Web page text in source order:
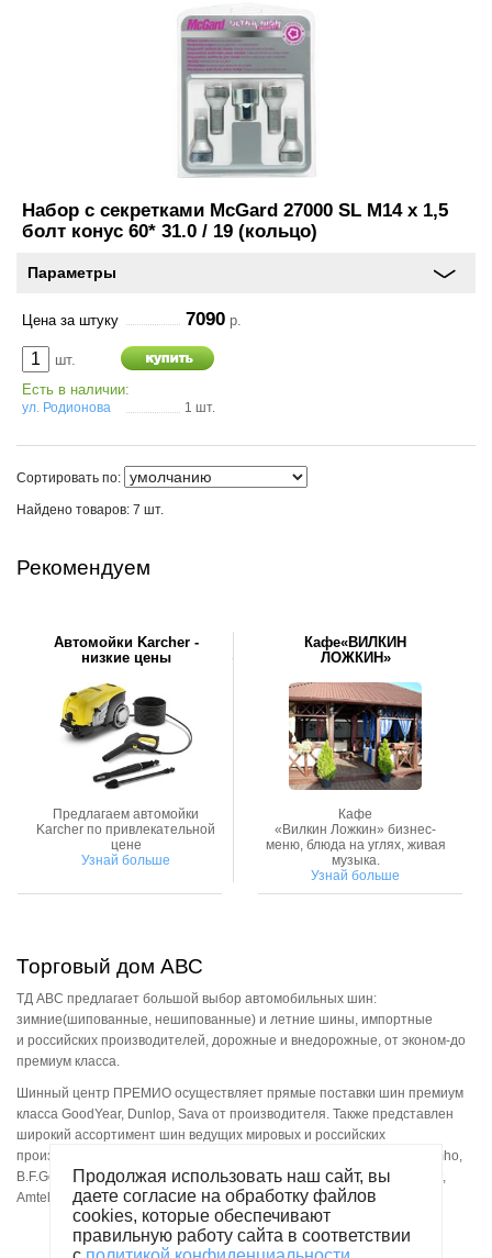
Набор с секретками McGard 27000 SL M14 x 1,5
болт конус 60* 31.0 / 19 (кольцо)
Параметры
Цена за штуку 7090 р.
шт.
Есть в наличии:
ул. Родионова 1 шт.
Сортировать по:
Найдено товаров: 7 шт.
Рекомендуем
Автомойки Karcher -
низкие цены
Предлагаем автомойки
Karcher по привлекательной
цене
Узнай больше
Кафе«ВИЛКИН
ЛОЖКИН»
Кафе
«Вилкин Ложкин» бизнес-
меню, блюда на углях, живая
музыка.
Узнай больше
Торговый дом АВС
ТД АВС предлагает большой выбор автомобильных шин:
зимние(шипованные, нешипованные) и летние шины, импортные
и российских производителей, дорожные и внедорожные, от эконом-до
премиум класса.
Шинный центр ПРЕМИО осуществляет прямые поставки шин премиум
класса GoodYear, Dunlop, Sava от производителя. Также представлен
широкий ассортимент шин ведущих мировых и российских
производителей: Michelin, Bridgestone, Yokohama, GOODYEAR, Kumho,
B.F.Goodrich, Toyo, Tigar, Kleber, Nokian, Fedima, Silverstone, Cordiant,
Amtel, Кама.
Продолжая использовать наш сайт, вы
даете согласие на обработку файлов
cookies, которые обеспечивают
правильную работу сайта в соответствии